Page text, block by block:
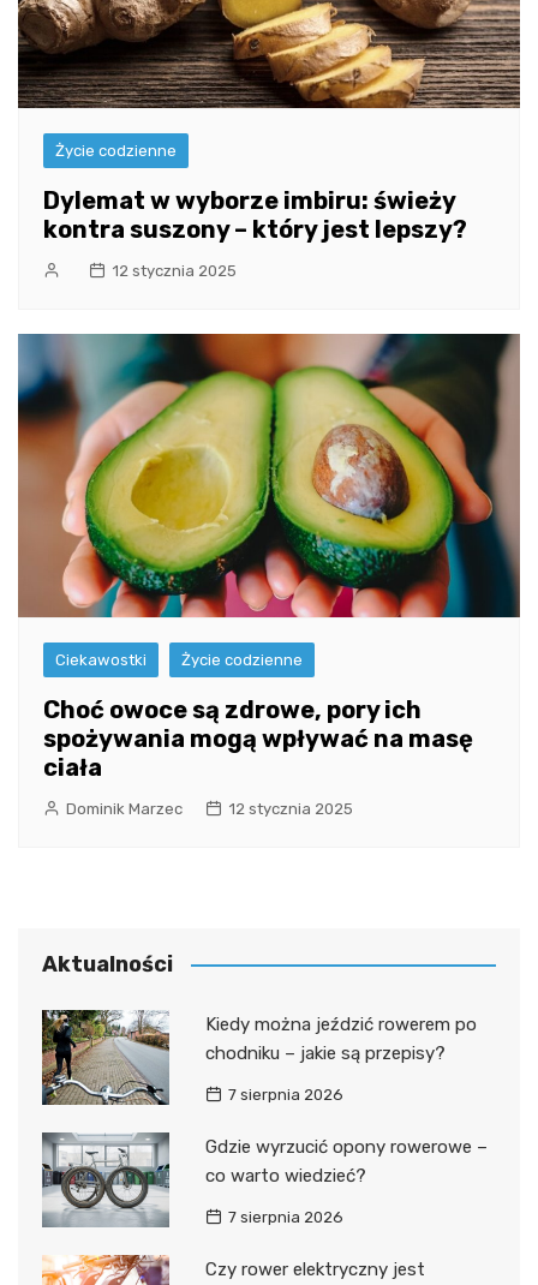
Życie codzienne
Dylemat w wyborze imbiru: świeży
kontra suszony – który jest lepszy?
12 stycznia 2025
Ciekawostki Życie codzienne
Choć owoce są zdrowe, pory ich
spożywania mogą wpływać na masę
ciała
Dominik Marzec 12 stycznia 2025
Aktualności
Kiedy można jeździć rowerem po
chodniku – jakie są przepisy?
7 sierpnia 2026
Gdzie wyrzucić opony rowerowe –
co warto wiedzieć?
7 sierpnia 2026
Czy rower elektryczny jest